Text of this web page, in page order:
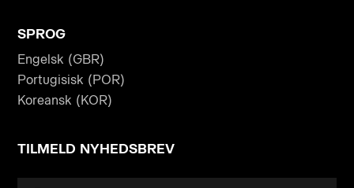
SPROG
Engelsk (GBR)
Portugisisk (POR)
Koreansk (KOR)
TILMELD NYHEDSBREV